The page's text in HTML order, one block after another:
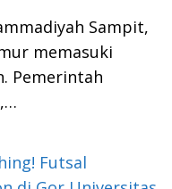
Sampit,
memasuki
Pemerintah
Futsal